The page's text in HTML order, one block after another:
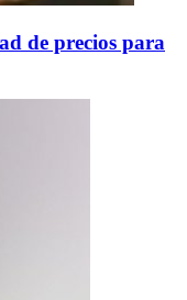
de precios para